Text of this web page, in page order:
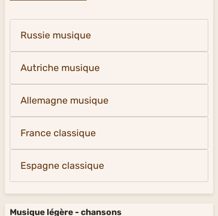
Russie musique
Autriche musique
Allemagne musique
France classique
Espagne classique
Musique légère - chansons